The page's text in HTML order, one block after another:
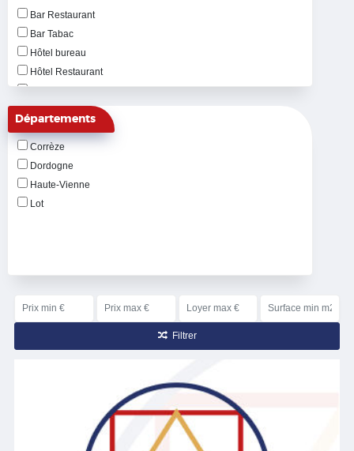
Bar Restaurant
Bar Tabac
Hôtel bureau
Hôtel Restaurant
Pizzeria
Restaurant
Restauration rapide
Départements
Corrèze
Dordogne
Haute-Vienne
Lot
Filtrer